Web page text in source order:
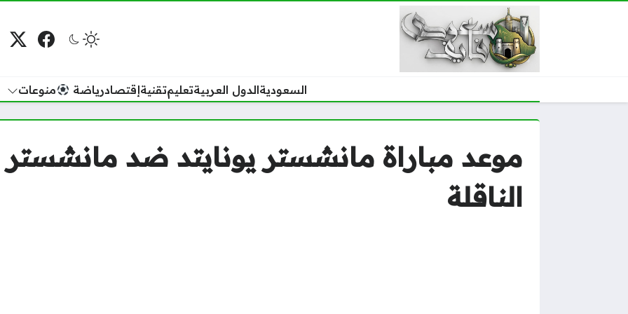
فيسبوك
السعوديةالدول العربيةتعليمتقنيةإقتصادرياضة منوعات
موعد مباراة مانشستر يونايتد ضد
الناقلة